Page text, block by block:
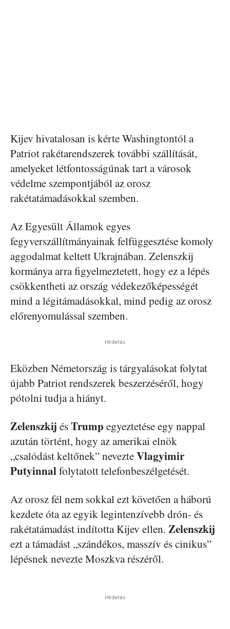
Kijev hivatalosan is kérte Washingtontól a
Patriot rakétarendszerek további szállítását,
amelyeket létfontosságúnak tart a városok
védelme szempontjából az orosz
rakétatámadásokkal szemben.
Az Egyesült Államok egyes
fegyverszállítmányainak felfüggesztése komoly
aggodalmat keltett Ukrajnában. Zelenszkij
kormánya arra figyelmeztetett, hogy ez a lépés
csökkentheti az ország védekezőképességét
mind a légitámadásokkal, mind pedig az orosz
előrenyomulással szemben.
Hirdetés
Eközben Németország is tárgyalásokat folytat
újabb Patriot rendszerek beszerzéséről, hogy
pótolni tudja a hiányt.
Zelenszkij ésTrump egyeztetése egy nappal
azután történt, hogy az amerikai elnök
„csalódást keltőnek” nevezteVlagyimir
Putyinnalfolytatott telefonbeszélgetését.
Az orosz fél nem sokkal ezt követően a háború
kezdete óta az egyik legintenzívebb drón- és
rakétatámadást indította Kijev ellen. Zelenszkij
ezt a támadást „szándékos, masszív és cinikus”
lépésnek nevezte Moszkva részéről.
Hirdetés